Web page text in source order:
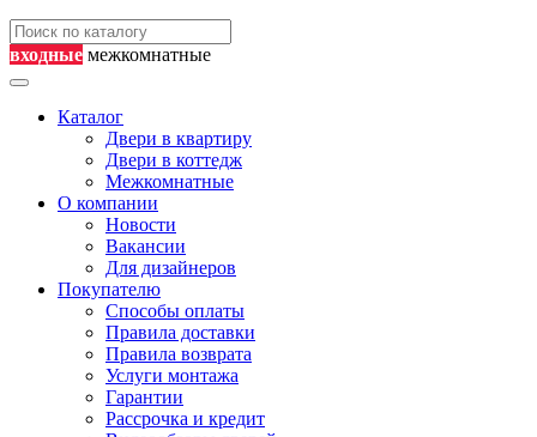
входные межкомнатные
Каталог
Двери в квартиру
Двери в коттедж
Межкомнатные
О компании
Новости
Вакансии
Для дизайнеров
Покупателю
Способы оплаты
Правила доставки
Правила возврата
Услуги монтажа
Гарантии
Рассрочка и кредит